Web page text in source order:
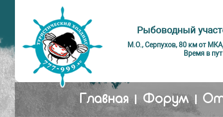
Рыбоводный
М.О., Серпухов, 80 км от
Время в
Главная Форум